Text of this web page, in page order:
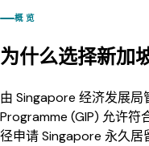
概览
为什么选择新加
由 Singapore 经济发展
Programme (GIP) 允许符
径申请 Singapore 永久